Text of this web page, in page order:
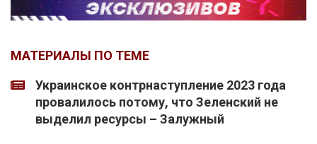
МАТЕРИАЛЫ ПО ТЕМЕ
Украинское контрнаступление 2023 года
провалилось потому, что Зеленский не
выделил ресурсы – Залужный